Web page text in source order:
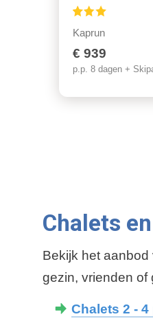
Kaprun
€ 939
p.p. 8 dagen +
e
r
i
n
g
Chalets
Bekijk het
gezin, vrienden of
Chalets 2 -